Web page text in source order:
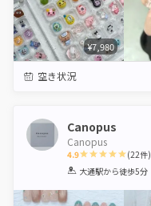
¥7,980
空き状況
Canopus
Canopus
4.9
1 2 3 4 5
(22件)
大通駅から徒歩5分